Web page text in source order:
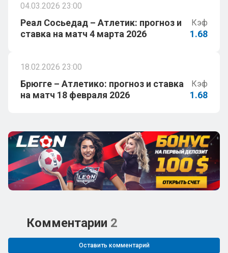
04.03.2026 23:00
Реал Сосьедад – Атлетик: прогноз и
ставка на матч 4 марта 2026
Кэф
1.68
18.02.2026 23:00
Брюгге – Атлетико: прогноз и ставка
на матч 18 февраля 2026
Кэф
1.68
Комментарии 2
Оставить комментарий